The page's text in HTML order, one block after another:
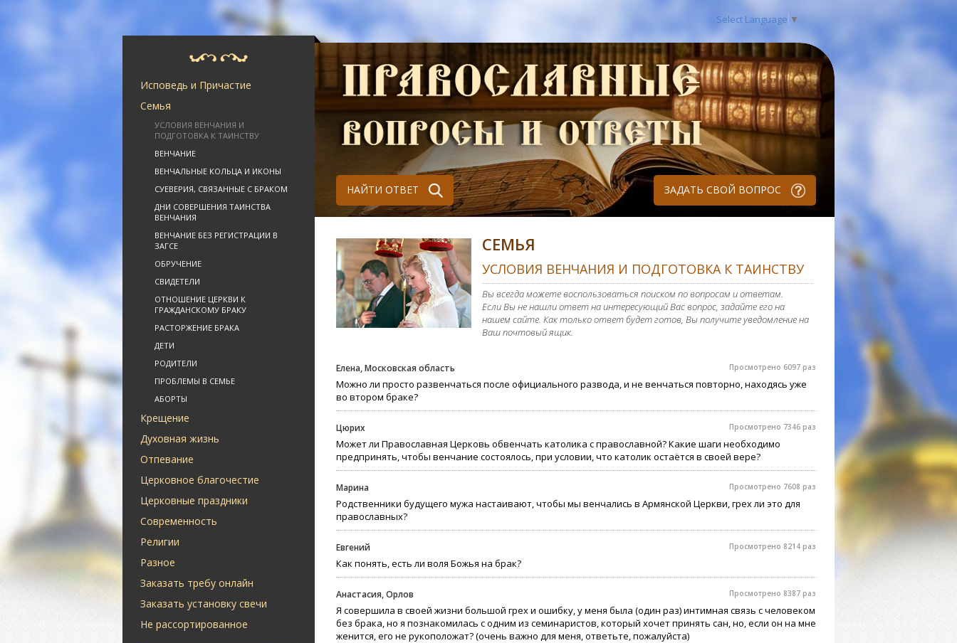
Select Language ▼
Исповедь и Причастие
Семья
УСЛОВИЯ ВЕНЧАНИЯ И
ПОДГОТОВКА К ТАИНСТВУ
ВЕНЧАНИЕ
ВЕНЧАЛЬНЫЕ КОЛЬЦА И ИКОНЫ
СУЕВЕРИЯ, СВЯЗАННЫЕ С БРАКОМ
ДНИ СОВЕРШЕНИЯ ТАИНСТВА
ВЕНЧАНИЯ
ВЕНЧАНИЕ БЕЗ РЕГИСТРАЦИИ В
ЗАГСЕ
ОБРУЧЕНИЕ
СВИДЕТЕЛИ
ОТНОШЕНИЕ ЦЕРКВИ К
ГРАЖДАНСКОМУ БРАКУ
РАСТОРЖЕНИЕ БРАКА
ДЕТИ
РОДИТЕЛИ
ПРОБЛЕМЫ В СЕМЬЕ
АБОРТЫ
Крещение
Духовная жизнь
Отпевание
Церковное благочестие
Церковные праздники
Современность
Религии
Разное
Заказать требу онлайн
Заказать установку свечи
Не рассортированное
НАЙТИ ОТВЕТ ЗАДАТЬ СВОЙ ВОПРОС
СЕМЬЯ
УСЛОВИЯ ВЕНЧАНИЯ И ПОДГОТОВКА К ТАИНСТВУ
Вы всегда можете воспользоваться поиском по вопросам и ответам.
Если Вы не нашли ответ на интересующий Вас вопрос, задайте его на
нашем сайте. Как только ответ будет готов, Вы получите уведомление на
Ваш почтовый ящик.
Елена, Московская область Просмотрено 6097 раз
Можно ли просто развенчаться после официального развода, и не венчаться повторно, находясь уже
во втором браке?
Цюрих Просмотрено 7346 раз
Может ли Православная Церковь обвенчать католика с православной? Какие шаги необходимо
предпринять, чтобы венчание состоялось, при условии, что католик остаётся в своей вере?
Марина Просмотрено 7608 раз
Родственники будущего мужа настаивают, чтобы мы венчались в Армянской Церкви, грех ли это для
православных?
Евгений Просмотрено 8214 раз
Как понять, есть ли воля Божья на брак?
Анастасия, Орлов Просмотрено 8387 раз
Я совершила в своей жизни большой грех и ошибку, у меня была (один раз) интимная связь с человеком
без брака, но я познакомилась с одним из семинаристов, который хочет принять сан, но, если он на мне
женится, его не рукоположат? (очень важно для меня, ответьте, пожалуйста)